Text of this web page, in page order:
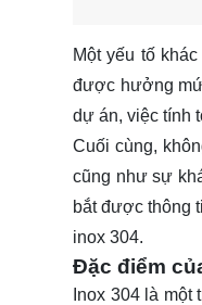
Một yếu tố
được hưởng
dự án, việc tính
Cuối cùng,
cũng như sự
bắt được thông
inox 304.
Đặc điểm
Inox 304 là